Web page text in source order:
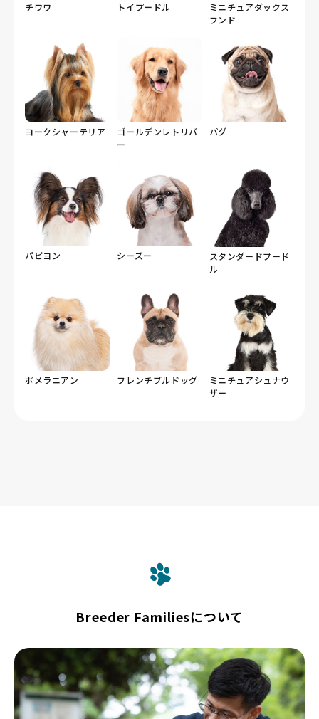
チワワ トイプードル
ミニチュアダックス
フンド
ヨークシャーテリア
ゴールデンレトリバ
ー
パグ
パピヨン シーズー
スタンダードプード
ル
ポメラニアン フレンチブルドッグ
ミニチュアシュナウ
ザー
Breeder Familiesについて